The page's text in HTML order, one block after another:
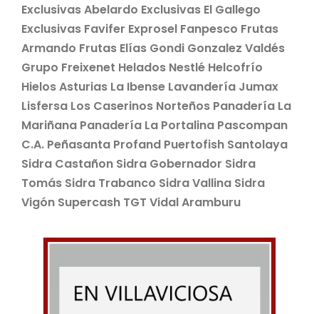
Exclusivas Abelardo Exclusivas El Gallego
Exclusivas Favifer Exprosel Fanpesco Frutas
Armando Frutas Elías Gondi Gonzalez Valdés
Grupo Freixenet Helados Nestlé Helcofrío
Hielos Asturias La Ibense Lavandería Jumax
Lisfersa Los Caserinos Norteños Panadería La
Mariñana Panadería La Portalina Pascompan
C.A. Peñasanta Profand Puertofish Santolaya
Sidra Castañon Sidra Gobernador Sidra
Tomás Sidra Trabanco Sidra Vallina Sidra
Vigón Supercash TGT Vidal Aramburu